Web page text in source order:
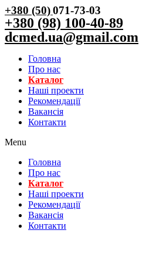
+380 (50)071-73-03
+380 (98) 100-40-89
dcmed.ua@gmail.com
Головна
Про нас
Каталог
Нашi проекти
Рекомендації
Вакансiя
Контакти
Menu
Головна
Про нас
Каталог
Нашi проекти
Рекомендації
Вакансiя
Контакти